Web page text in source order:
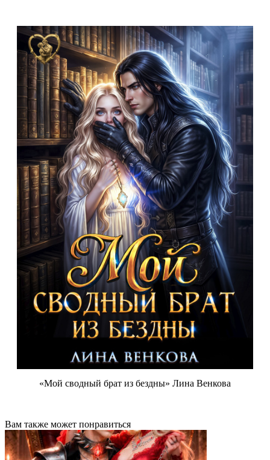
«Мой сводный брат из бездны» Лина Венкова
Вам также может понравиться